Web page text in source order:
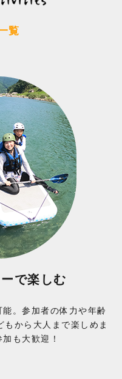
覧
で楽しむ
。参加者の体力や年齢
から大人まで楽しめま
も大歓迎！